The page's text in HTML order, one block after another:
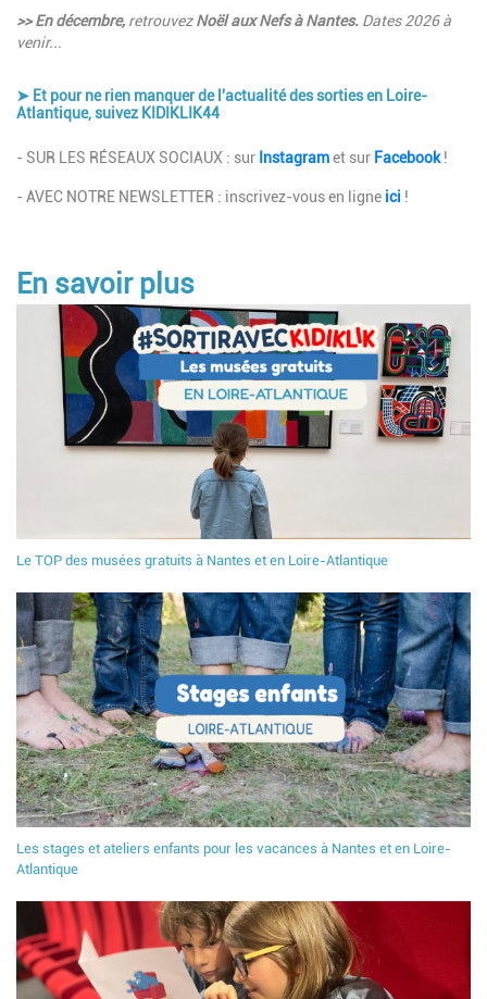
>> En décembre, retrouvezNoël aux Nefs à Nantes. Dates 2026 à
venir...
➤ Et pour ne rien manquer de l'actualité des sorties en Loire-
Atlantique, suivez KIDIKLIK44
Description
- SUR LES RÉSEAUX SOCIAUX : sur Instagramet sur Facebook!
- AVEC NOTRE NEWSLETTER : inscrivez-vous en ligne ici !
En savoir plus
Le TOP des musées gratuits à Nantes et en Loire-Atlantique
Les stages et ateliers enfants pour les vacances à Nantes et en Loire-
Atlantique